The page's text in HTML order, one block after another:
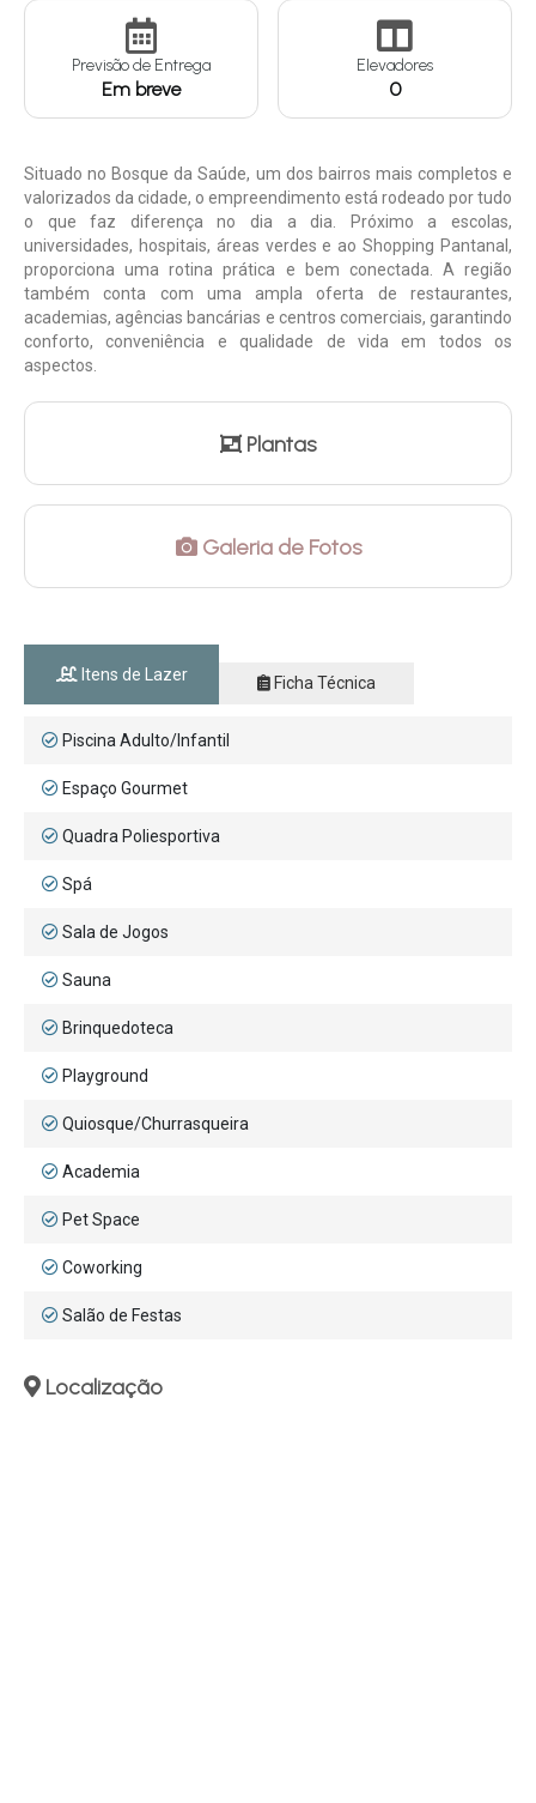
Previsão de Entrega
Em breve
Elevadores
0
Situado no Bosque da Saúde, um dos bairros mais completos e
valorizados da cidade, o empreendimento está rodeado por tudo
o que faz diferença no dia a dia. Próximo a escolas,
universidades, hospitais, áreas verdes e ao Shopping Pantanal,
proporciona uma rotina prática e bem conectada. A região
também conta com uma ampla oferta de restaurantes,
academias, agências bancárias e centros comerciais, garantindo
conforto, conveniência e qualidade de vida em todos os
aspectos.
Plantas
Galeria de Fotos
Itens de Lazer Ficha Técnica
Piscina Adulto/Infantil
Espaço Gourmet
Quadra Poliesportiva
Spá
Sala de Jogos
Sauna
Brinquedoteca
Playground
Quiosque/Churrasqueira
Academia
Pet Space
Coworking
Salão de Festas
Localização